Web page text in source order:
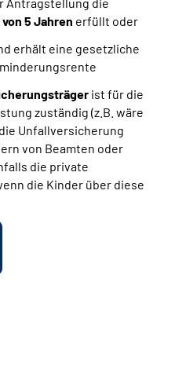
5 Jahren erfüllt oder
erhält eine gesetzliche
ist für die
zuständig (z.B. wäre
Unfallversicherung
von Beamten oder
die private
die Kinder über diese